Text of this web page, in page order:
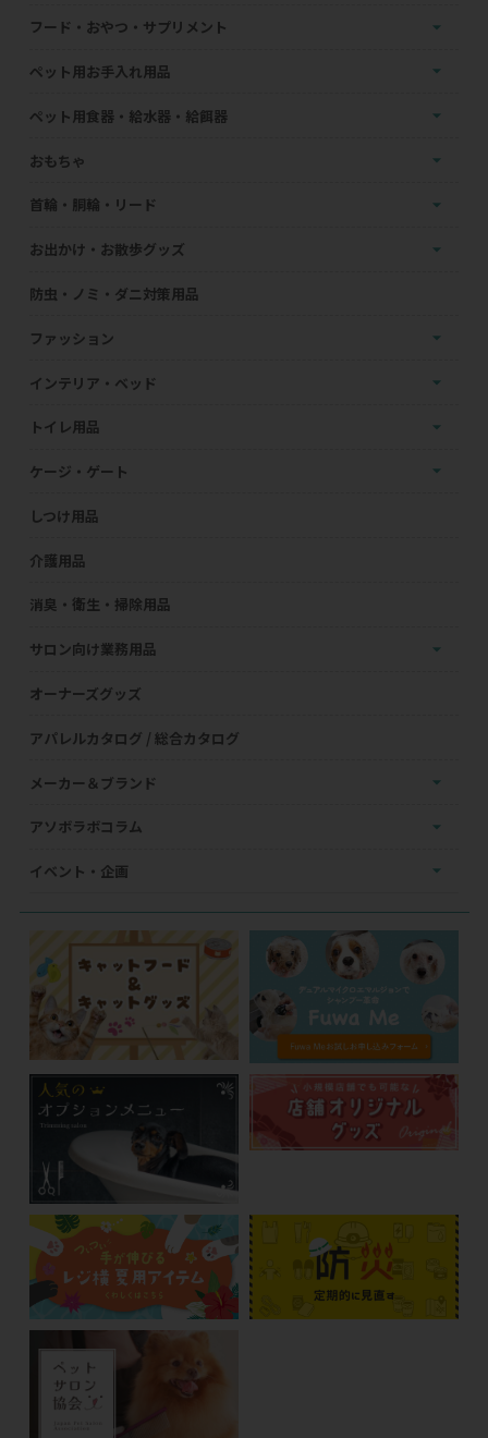
フード・おやつ・サプリメント
ペット用お手入れ用品
ペット用食器・給水器・給餌器
おもちゃ
首輪・胴輪・リード
お出かけ・お散歩グッズ
防虫・ノミ・ダニ対策用品
ファッション
インテリア・ベッド
トイレ用品
ケージ・ゲート
しつけ用品
介護用品
消臭・衛生・掃除用品
サロン向け業務用品
オーナーズグッズ
アパレルカタログ / 総合カタログ
メーカー＆ブランド
アソボラボコラム
イベント・企画